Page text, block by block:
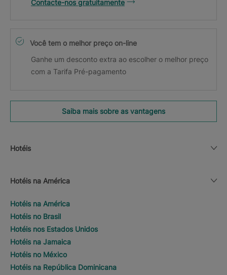
Contacte-nos gratuitamente
Você tem o melhor preço on-line
Ganhe um desconto extra ao escolher o melhor preço
com a Tarifa Pré-pagamento
Saiba mais sobre as vantagens
Hotéis
Hotéis na América
Hotéis na América
Hotéis no Brasil
Hotéis nos Estados Unidos
Hotéis na Jamaica
Hotéis no México
Hotéis na República Dominicana